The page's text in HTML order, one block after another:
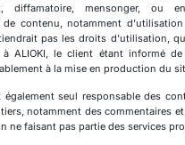
diffamatoire, mensonger, ou
de contenu, notamment
pas les droits d’utilisation,
à ALIOKI, le client étant informé
à la mise en production du
également seul responsable des
notamment des commentaires
ne faisant pas partie des services